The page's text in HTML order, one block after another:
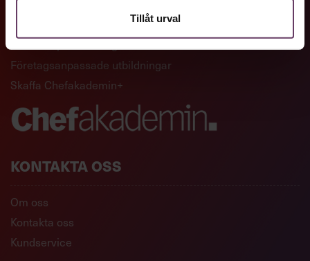
Tillåt urval
Företagsanpassade utbildningar
Skaffa Chefakademin+
KONTAKTA OSS
Om oss
Kontakta oss
Kundservice